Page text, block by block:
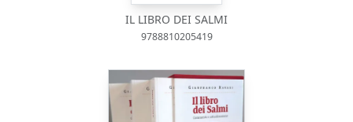
IL LIBRO DEI SALMI
9788810205419